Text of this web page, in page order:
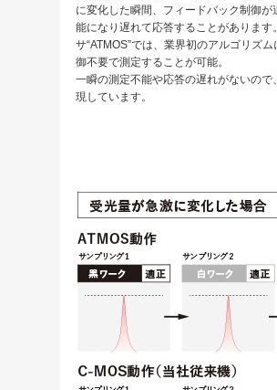
に変化した瞬間、フィードバック制御
能になり遅れて応答することがありま
サ“ATMOS”では、業界初のアルゴリズ
御不要で測定することが可能。
一瞬の測定不能や応答の遅れがないの
現しています。